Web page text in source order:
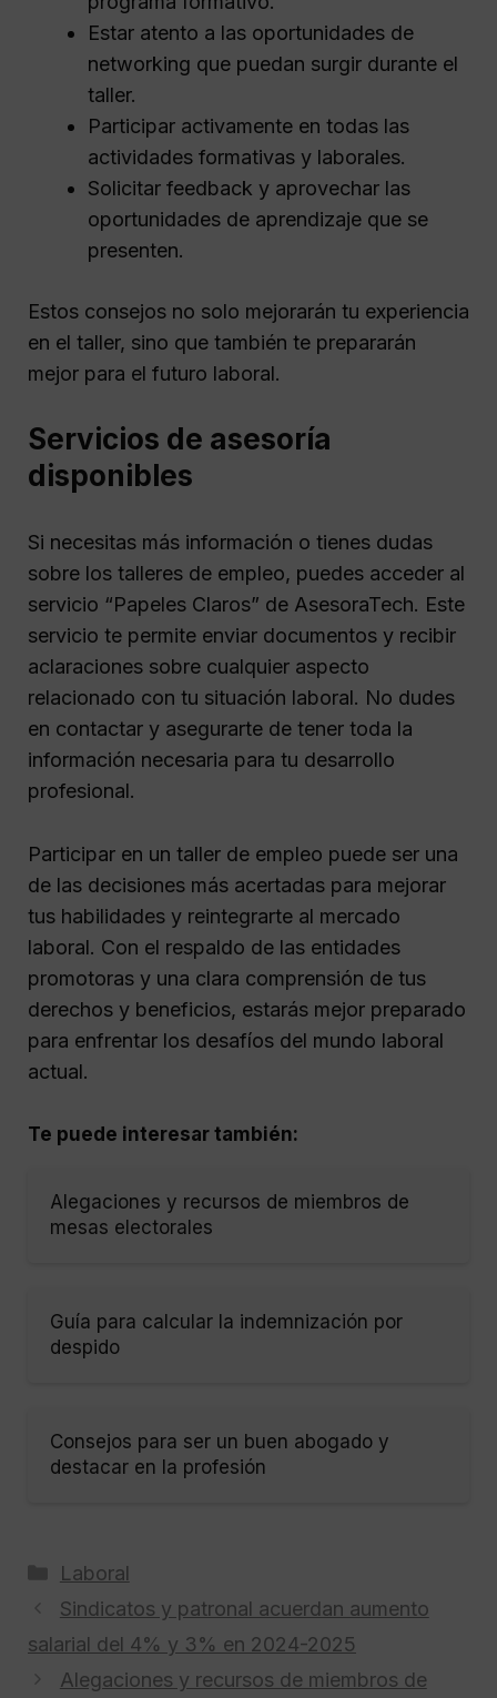
Estar atento a las oportunidades de
networking que puedan surgir durante el
taller.
Participar activamente en todas las
actividades formativas y laborales.
Solicitar feedback y aprovechar las
oportunidades de aprendizaje que se
presenten.
Estos consejos no solo mejorarán tu experiencia
en el taller, sino que también te prepararán
mejor para el futuro laboral.
Servicios de asesoría
disponibles
Si necesitas más información o tienes dudas
sobre los talleres de empleo, puedes acceder al
servicio “Papeles Claros” de AsesoraTech. Este
servicio te permite enviar documentos y recibir
aclaraciones sobre cualquier aspecto
relacionado con tu situación laboral. No dudes
en contactar y asegurarte de tener toda la
información necesaria para tu desarrollo
profesional.
Participar en un taller de empleo puede ser una
de las decisiones más acertadas para mejorar
tus habilidades y reintegrarte al mercado
laboral. Con el respaldo de las entidades
promotoras y una clara comprensión de tus
derechos y beneficios, estarás mejor preparado
para enfrentar los desafíos del mundo laboral
actual.
Te puede interesar también:
Alegaciones y recursos de miembros de
mesas electorales
Guía para calcular la indemnización por
despido
Consejos para ser un buen abogado y
destacar en la profesión
Categorías
Laboral
Sindicatos y patronal acuerdan aumento
salarial del 4% y 3% en 2024-2025
Alegaciones y recursos de miembros de